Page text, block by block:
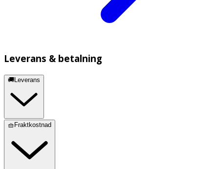
Leverans & betalning
🚚Leverans
🧺Fraktkostnad